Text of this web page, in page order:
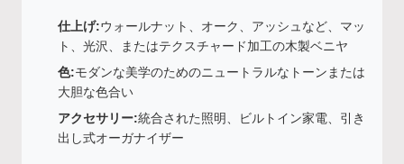
仕上げ:ウォールナット、オーク、アッシュなど、マッ
ト、光沢、またはテクスチャード加工の木製ベニヤ
色:モダンな美学のためのニュートラルなトーンまたは
大胆な色合い
アクセサリー:統合された照明、ビルトイン家電、引き
出し式オーガナイザー